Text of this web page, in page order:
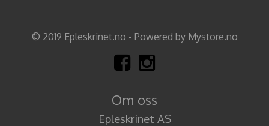
© 2019 Epleskrinet.no - Powered by Mystore.no
Om oss
Epleskrinet AS